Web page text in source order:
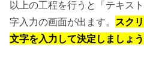
以上の工程を行うと「テキス
字入力の画面が出ます。 スク
文字を入力して決定しましょう